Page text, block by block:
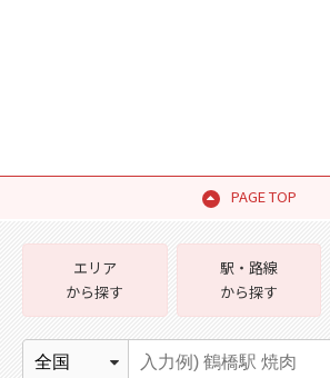
PAGE TOP
エリア
から探す
駅・路線
から探す